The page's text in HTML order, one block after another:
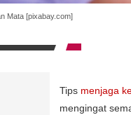
Mata [pixabay.com]
Tips menjaga
mengingat